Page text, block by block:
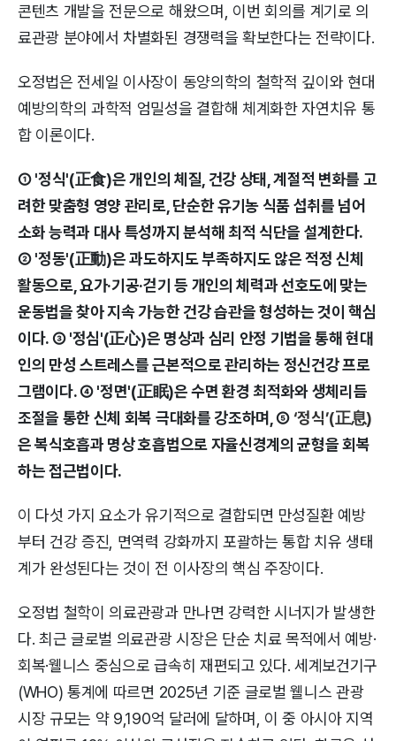
콘텐츠 개발을 전문으로 해왔으며, 이번 회의를 계기로 의
료관광 분야에서 차별화된 경쟁력을 확보한다는 전략이다.
오정법은 전세일 이사장이 동양의학의 철학적 깊이와 현대
예방의학의 과학적 엄밀성을 결합해 체계화한 자연치유 통
합 이론이다.
① '정식'(正食)은 개인의 체질, 건강 상태, 계절적 변화를 고
려한 맞춤형 영양 관리로, 단순한 유기농 식품 섭취를 넘어
소화 능력과 대사 특성까지 분석해 최적 식단을 설계한다.
② '정동'(正動)은 과도하지도 부족하지도 않은 적정 신체
활동으로, 요가·기공·걷기 등 개인의 체력과 선호도에 맞는
운동법을 찾아 지속 가능한 건강 습관을 형성하는 것이 핵심
이다. ③ '정심'(正心)은 명상과 심리 안정 기법을 통해 현대
인의 만성 스트레스를 근본적으로 관리하는 정신건강 프로
그램이다. ④ '정면'(正眠)은 수면 환경 최적화와 생체리듬
조절을 통한 신체 회복 극대화를 강조하며, ⑤ ‘정식’(正息)
은 복식호흡과 명상 호흡법으로 자율신경계의 균형을 회복
하는 접근법이다.
이 다섯 가지 요소가 유기적으로 결합되면 만성질환 예방
부터 건강 증진, 면역력 강화까지 포괄하는 통합 치유 생태
계가 완성된다는 것이 전 이사장의 핵심 주장이다.
오정법 철학이 의료관광과 만나면 강력한 시너지가 발생한
다. 최근 글로벌 의료관광 시장은 단순 치료 목적에서 예방·
회복·웰니스 중심으로 급속히 재편되고 있다. 세계보건기구
(WHO) 통계에 따르면 2025년 기준 글로벌 웰니스 관광
시장 규모는 약 9,190억 달러에 달하며, 이 중 아시아 지역